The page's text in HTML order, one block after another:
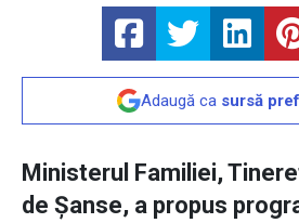
Adaugă ca sursă
Ministerul Familiei,
de Șanse, a propus